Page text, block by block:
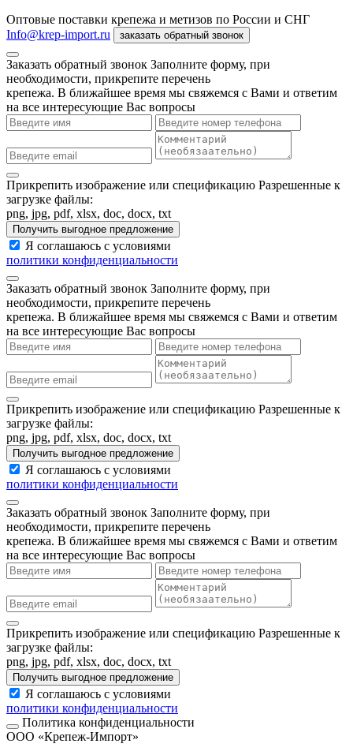
Оптовые поставки крепежа и метизов по России и СНГ
Info@krep-import.ru
заказать обратный звонок
Заказать обратный звонок Заполните форму, при
необходимости, прикрепите перечень
крепежа. В ближайшее время мы свяжемся с Вами и ответим
на все интересующие Вас вопросы
Прикрепить изображение или спецификацию Разрешенные к
загрузке файлы:
png, jpg, pdf, xlsx, doc, docx, txt
Получить выгодное предложение
Я соглашаюсь с условиями
политики конфиденциальности
Заказать обратный звонок Заполните форму, при
необходимости, прикрепите перечень
крепежа. В ближайшее время мы свяжемся с Вами и ответим
на все интересующие Вас вопросы
Прикрепить изображение или спецификацию Разрешенные к
загрузке файлы:
png, jpg, pdf, xlsx, doc, docx, txt
Получить выгодное предложение
Я соглашаюсь с условиями
политики конфиденциальности
Заказать обратный звонок Заполните форму, при
необходимости, прикрепите перечень
крепежа. В ближайшее время мы свяжемся с Вами и ответим
на все интересующие Вас вопросы
Прикрепить изображение или спецификацию Разрешенные к
загрузке файлы:
png, jpg, pdf, xlsx, doc, docx, txt
Получить выгодное предложение
Я соглашаюсь с условиями
политики конфиденциальности
Политика конфиденциальности
ООО «Крепеж-Импорт»